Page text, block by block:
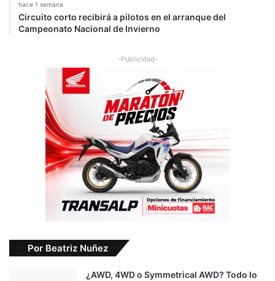
hace 1 semana
Circuito corto recibirá a pilotos en el arranque del
Campeonato Nacional de Invierno
-Publicidad-
Por Beatriz Nuñez
¿AWD, 4WD o Symmetrical AWD? Todo lo